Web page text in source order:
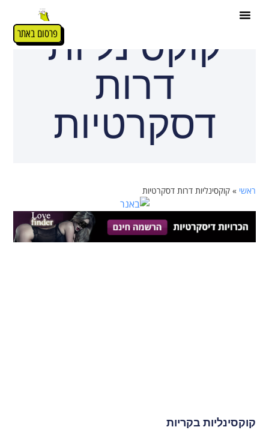
פרסום באתרקוקסינליות
דרות
דסקרטיות
ראשי »קוקסינליות דרות דסקרטיות
קוקסינליות בקריות